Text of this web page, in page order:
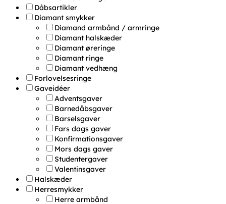
Dåbsartikler
Diamant smykker
Diamand armbånd / armringe
Diamant halskæder
Diamant øreringe
Diamant ringe
Diamant vedhæng
Forlovelsesringe
Gaveidéer
Adventsgaver
Barnedåbsgaver
Barselsgaver
Fars dags gaver
Konfirmationsgaver
Mors dags gaver
Studentergaver
Valentinsgaver
Halskæder
Herresmykker
Herre armbånd